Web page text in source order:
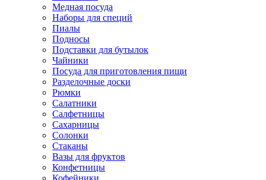
Медная посуда
Наборы для специй
Пиалы
Подносы
Подставки для бутылок
Чайники
Посуда для приготовления пищи
Разделочные доски
Рюмки
Салатники
Салфетницы
Сахарницы
Солонки
Стаканы
Вазы для фруктов
Конфетницы
Кофейники